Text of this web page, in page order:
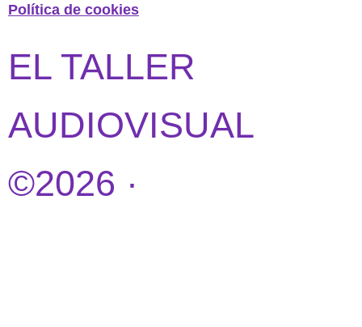
Política de cookies
EL TALLER
AUDIOVISUAL
©2026 ·